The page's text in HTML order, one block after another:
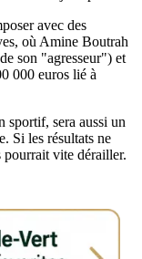
avec des
où Amine Boutrah
son "agresseur") et
000 euros lié à
sportif, sera aussi un
Si les résultats ne
pourrait vite dérailler.